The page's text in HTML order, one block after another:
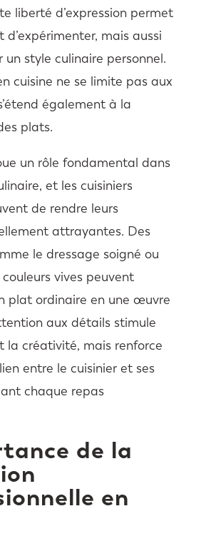
liberté d’expression permet
d’expérimenter, mais aussi
style culinaire personnel.
cuisine ne se limite pas aux
également à la
plats.
un rôle fondamental dans
et les cuisiniers
de rendre leurs
attrayantes. Des
le dressage soigné ou
vives peuvent
plat ordinaire en une œuvre
aux détails stimule
la créativité, mais renforce
entre le cuisinier et ses
chaque repas
de la
en